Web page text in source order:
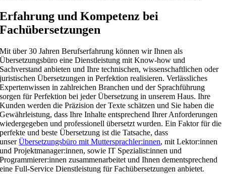
Erfahrung und Kompetenz bei
Fachübersetzungen
Mit über 30 Jahren Berufserfahrung können wir Ihnen als
Übersetzungsbüro eine Dienstleistung mit Know-how und
Sachverstand anbieten und Ihre technischen, wissenschaftlichen oder
juristischen Übersetzungen in Perfektion realisieren. Verlässliches
Expertenwissen in zahlreichen Branchen und der Sprachführung
sorgen für Perfektion bei jeder Übersetzung in unserem Haus. Ihre
Kunden werden die Präzision der Texte schätzen und Sie haben die
Gewährleistung, dass Ihre Inhalte entsprechend Ihrer Anforderungen
wiedergegeben und professionell übersetzt wurden. Ein Faktor für die
perfekte und beste Übersetzung ist die Tatsache, dass
unserÜbersetzungsbüro mit Muttersprachler:innen, mit Lektor:innen
und Projektmanager:innen, sowie IT Spezialist:innen und
Programmierer:innen zusammenarbeitet und Ihnen dementsprechend
eine Full-Service Dienstleistung für Fachübersetzungen anbietet.